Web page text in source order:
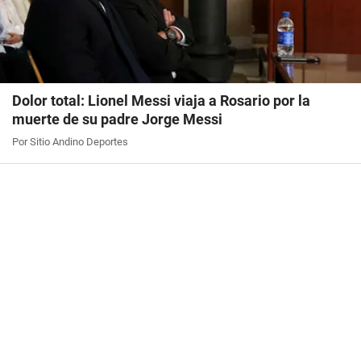
Dolor total: Lionel Messi viaja a Rosario por la
muerte de su padre Jorge Messi
Por Sitio Andino Deportes